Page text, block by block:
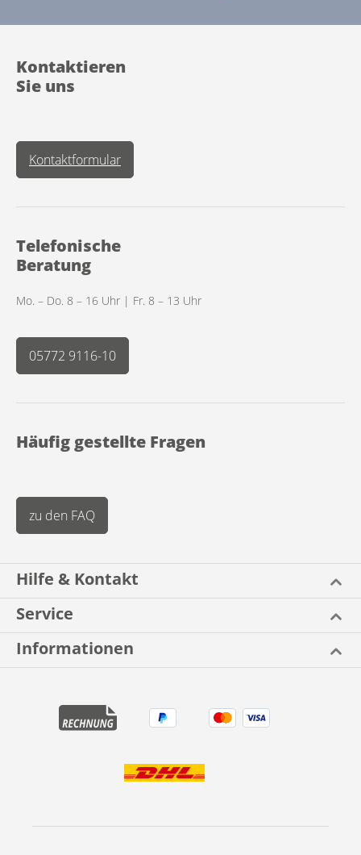
Kontaktieren
Sie uns
Kontaktformular
Telefonische
Beratung
Mo. – Do. 8 – 16 Uhr | Fr. 8 – 13 Uhr
05772 9116-10
Häufig gestellte Fragen
zu den FAQ
Hilfe & Kontakt
Service
Informationen